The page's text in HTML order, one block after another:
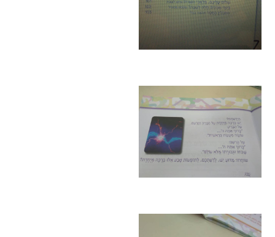
כתבו לנו
הצטרפות והתנדבות
הפורום החילוני
בפייסבוק